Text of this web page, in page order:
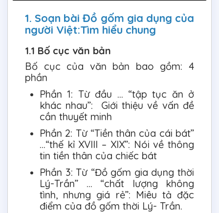
1. Soạn bài Đồ gốm gia dụng của
người Việt:Tìm hiểu chung
1.1 Bố cục văn bản
Bố cục của văn bản bao gồm: 4
phần
Phần 1: Từ đầu … “tập tục ăn ở
khác nhau”: Giới thiệu về vấn đề
cần thuyết minh
Phần 2: Từ “Tiền thân của cái bát”
…“thế kỉ XVIII – XIX”: Nói về thông
tin tiền thân của chiếc bát
Phần 3: Từ “Đồ gốm gia dụng thời
Lý-Trần” … “chất lượng không
tình, nhưng giá rẻ”: Miêu tả đặc
điểm của đồ gốm thời Lý- Trần.